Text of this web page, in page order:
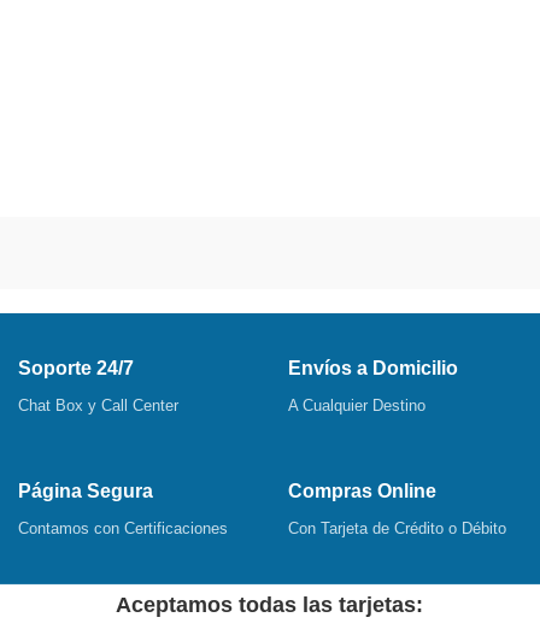
Soporte 24/7
Chat Box y Call Center
Envíos a Domicilio
A Cualquier Destino
Página Segura
Contamos con Certificaciones
Compras Online
Con Tarjeta de Crédito o Débito
Aceptamos todas las tarjetas: